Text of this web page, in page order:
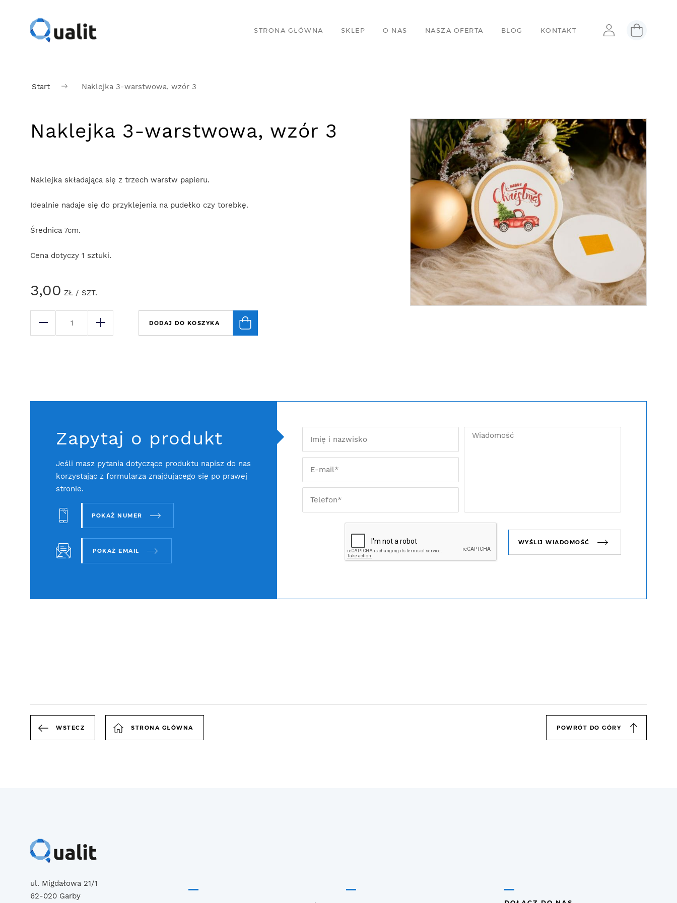
STRONA GŁÓWNA SKLEP O NAS NASZA OFERTA BLOG KONTAKT
Start Naklejka 3-warstwowa, wzór 3
Naklejka 3-warstwowa, wzór 3
Naklejka składająca się z trzech warstw papieru.
Idealnie nadaje się do przyklejenia na pudełko czy torebkę.
Średnica 7cm.
Cena dotyczy 1 sztuki.
3,00 ZŁ / SZT.
DODAJ DO KOSZYKA
Zapytaj o produkt
Jeśli masz pytania dotyczące produktu napisz do nas
korzystając z formularza znajdującego się po prawej
stronie.
POKAŻ NUMER
POKAŻ EMAIL
WYŚLIJ WIADOMOŚĆ
WSTECZ STRONA GŁÓWNA POWRÓT DO GÓRY
ul. Migdałowa 21/1
62-020 Garby